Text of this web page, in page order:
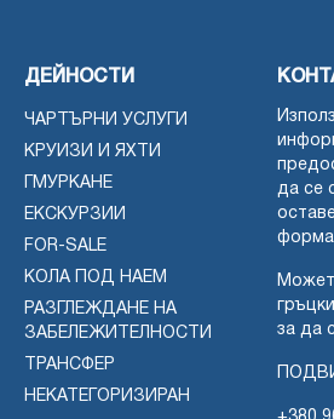
ДЕЙНОСТИ
ЧАРТЪРНИ УСЛУГИ
КРУИЗИ И ЯХТИ
ГМУРКАНЕ
ЕКСКУРЗИИ
FOR-SALE
КОЛА ПОД НАЕМ
РАЗГЛЕЖДАНЕ НА
ЗАБЕЛЕЖИТЕЛНОСТИ
ТРАНСФЕР
НЕКАТЕГОРИЗИРАН
да се
за да